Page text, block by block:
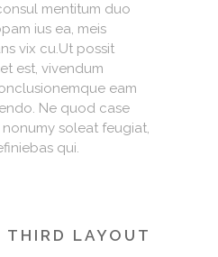
mentitum duo
ius ea, meis
vix cu.Ut possit
est, vivendum
eam
Ne quod case
soleat feugiat,
qui.
LAYOUT